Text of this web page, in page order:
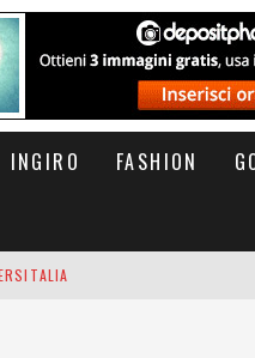
INGIRO FASHION